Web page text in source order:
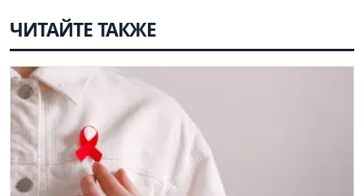
ЧИТАЙТЕ ТАКЖЕ